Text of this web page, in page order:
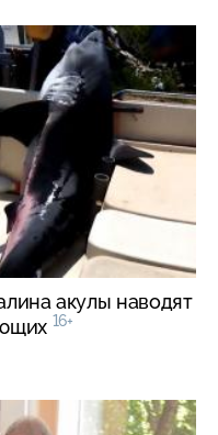
акулы наводят
16+